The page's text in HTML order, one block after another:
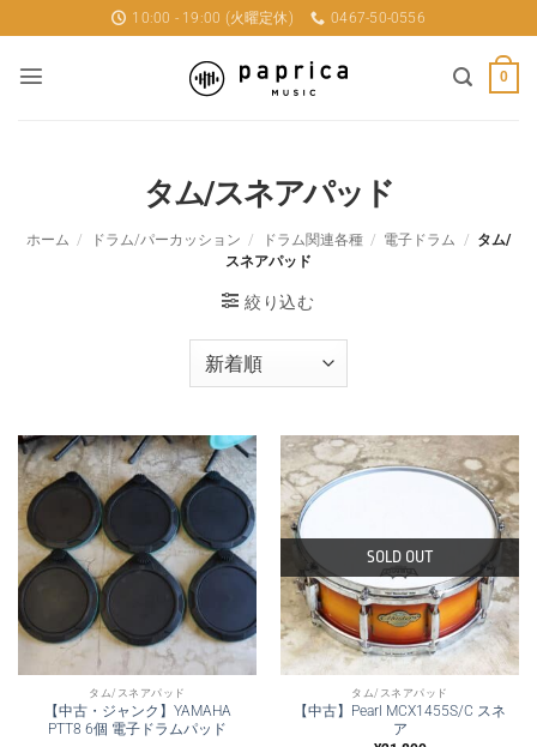
to
content
10:00 - 19:00 (火曜定休) 0467-50-0556
0
タム/スネアパッド
ホーム / ドラム/パーカッション / ドラム関連各種 / 電子ドラム / タム/
スネアパッド
絞り込む
タム/スネアパッド
【中古・ジャンク】YAMAHA
PTT8 6個 電子ドラムパッド
SOLD OUT
タム/スネアパッド
【中古】Pearl MCX1455S/C スネ
ア